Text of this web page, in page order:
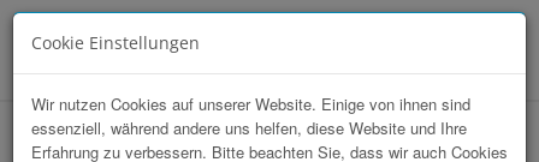
Array
Cookie Einstellungen
Wir nutzen Cookies auf unserer Website. Einige von ihnen sind
essenziell, während andere uns helfen, diese Website und Ihre
Erfahrung zu verbessern. Bitte beachten Sie, dass wir auch Cookies